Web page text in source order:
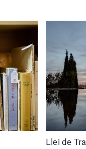
Llei de